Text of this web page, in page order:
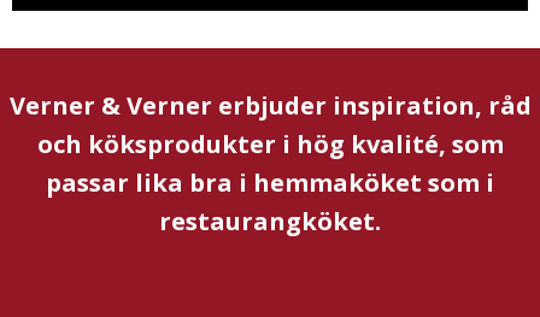
Verner & Verner erbjuder inspiration, råd
och köksprodukter i hög kvalité, som
passar lika bra i hemmaköket som i
restaurangköket.